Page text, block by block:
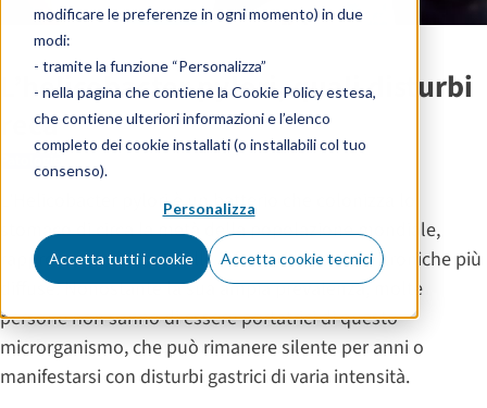
modificare le preferenze in ogni momento) in due
modi:
- tramite la funzione “Personalizza”
- nella pagina che contiene la Cookie Policy estesa,
che contiene ulteriori informazioni e l’elenco
completo dei cookie installati (o installabili col tuo
consenso).
Personalizza
Accetta tutti i cookie Accetta cookie tecnici
L’helicobacter pylori, quali disturbi
reca
L’Helicobacter pylori è un batterio che colonizza lo
stomaco di circa la metà della popolazione mondiale,
rappresentando una delle infezioni batteriche croniche più
diffuse. Nonostante la sua ampia prevalenza, molte
persone non sanno di essere portatrici di questo
microrganismo, che può rimanere silente per anni o
manifestarsi con disturbi gastrici di varia intensità.